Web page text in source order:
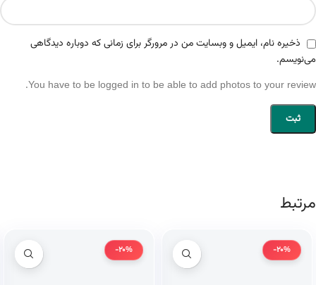
ذخیره نام، ایمیل و وبسایت من در مرورگر برای زمانی که دوباره دیدگاهی
می‌نویسم.
You have to be logged in to be able to add photos to your review.
مرتبط
-20%
-20%